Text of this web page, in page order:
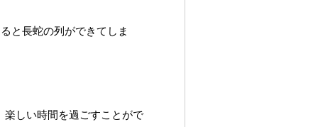
と長蛇の列ができてしま
しい時間を過ごすことがで